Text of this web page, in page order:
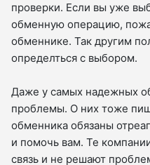
проверки. Если вы уже
обменную операцию,
обменнике. Так другим
определться с выбором.
Даже у самых надежных
проблемы. О них тоже
обменника обязаны
и помочь вам. Те
связь и не решают